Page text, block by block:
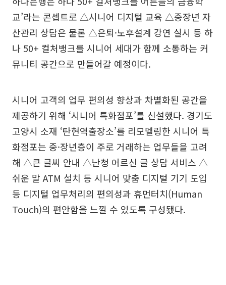
교’라는 콘셉트로 △시니어 디지털 교육 △중장년 자
산관리 상담은 물론 △은퇴·노후설계 강연 실시 등 하
나 50+ 컬처뱅크를 시니어 세대가 함께 소통하는 커
뮤니티 공간으로 만들어갈 예정이다.
시니어 고객의 업무 편의성 향상과 차별화된 공간을
제공하기 위해 ‘시니어 특화점포’를 신설했다. 경기도
고양시 소재 ‘탄현역출장소’를 리모델링한 시니어 특
화점포는 중·장년층이 주로 거래하는 업무들을 고려
해 △큰 글씨 안내 △난청 어르신 글 상담 서비스 △
쉬운 말 ATM 설치 등 시니어 맞춤 디지털 기기 도입
등 디지털 업무처리의 편의성과 휴먼터치(Human
Touch)의 편안함을 느낄 수 있도록 구성됐다.